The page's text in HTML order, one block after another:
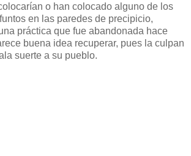
o han colocado alguno de los
en las paredes de precipicio,
práctica que fue abandonada hace
buena idea recuperar, pues la culpan
suerte a su pueblo.